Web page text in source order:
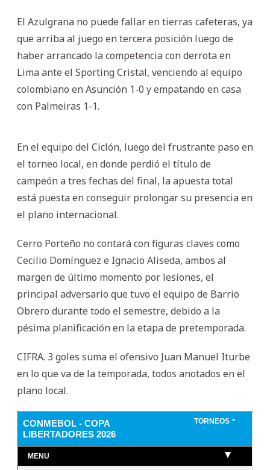
El Azulgrana no puede fallar en tierras cafeteras, ya
que arriba al juego en tercera posición luego de
haber arrancado la competencia con derrota en
Lima ante el Sporting Cristal, venciendo al equipo
colombiano en Asunción 1-0 y empatando en casa
con Palmeiras 1-1.
En el equipo del Ciclón, luego del frustrante paso en
el torneo local, en donde perdió el título de
campeón a tres fechas del final, la apuesta total
está puesta en conseguir prolongar su presencia en
el plano internacional.
Cerro Porteño no contará con figuras claves como
Cecilio Domínguez e Ignacio Aliseda, ambos al
margen de último momento por lesiones, el
principal adversario que tuvo el equipo de Barrio
Obrero durante todo el semestre, debido a la
pésima planificación en la etapa de pretemporada.
CIFRA. 3 goles suma el ofensivo Juan Manuel Iturbe
en lo que va de la temporada, todos anotados en el
plano local.